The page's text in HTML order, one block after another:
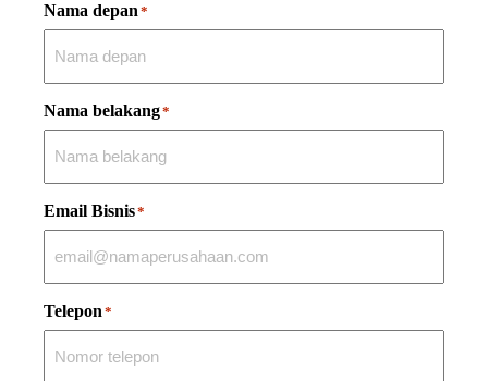
Nama depan*
Nama belakang*
Email Bisnis*
Telepon*